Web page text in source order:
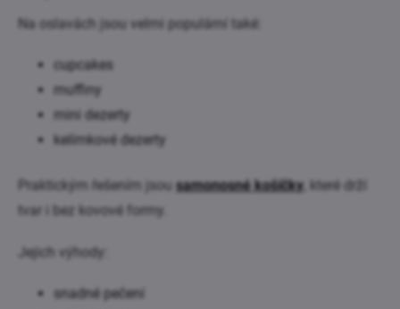
Na oslavách jsou velmi populární také:
cupcakes
muffiny
mini dezerty
kelímkové dezerty
Praktickým řešením jsou samonosné košíčky , které drží
tvar i bez kovové formy.
Jejich výhody:
snadné pečení